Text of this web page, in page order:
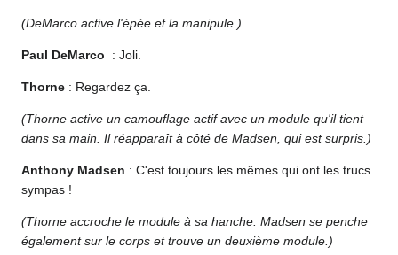
(DeMarco active l'épée et la manipule.)
Paul DeMarco : Joli.
Thorne : Regardez ça.
(Thorne active un camouflage actif avec un module qu'il tient
dans sa main. Il réapparaît à côté de Madsen, qui est surpris.)
Anthony Madsen : C'est toujours les mêmes qui ont les trucs
sympas !
(Thorne accroche le module à sa hanche. Madsen se penche
également sur le corps et trouve un deuxième module.)